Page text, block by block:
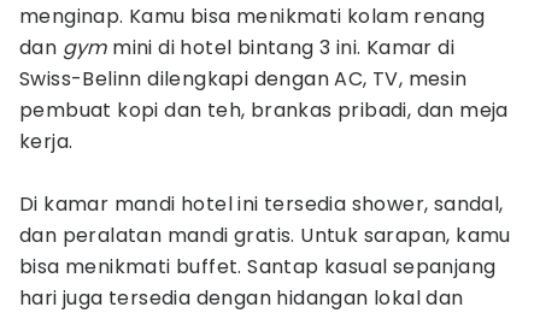
menginap. Kamu bisa menikmati kolam renang
dan gymmini di hotel bintang 3 ini. Kamar di
Swiss-Belinn dilengkapi dengan AC, TV, mesin
pembuat kopi dan teh, brankas pribadi, dan meja
kerja.
Di kamar mandi hotel ini tersedia shower, sandal,
dan peralatan mandi gratis. Untuk sarapan, kamu
bisa menikmati buffet. Santap kasual sepanjang
hari juga tersedia dengan hidangan lokal dan